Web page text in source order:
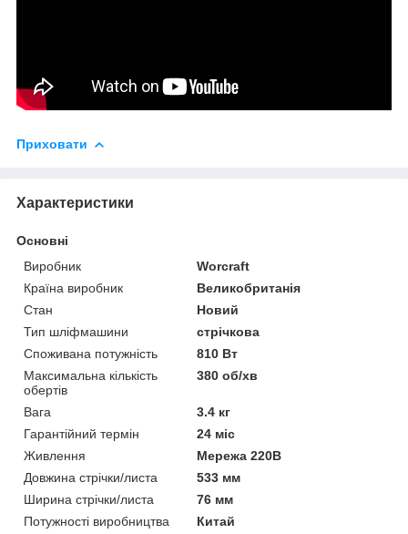
Приховати
Характеристики
Основні
Виробник
Worcraft
Країна виробник
Великобританія
Стан
Новий
Тип шліфмашини
стрічкова
Споживана потужність
810 Вт
Максимальна кількість
обертів
380 об/хв
Вага
3.4 кг
Гарантійний термін
24 міс
Живлення
Мережа 220В
Довжина стрічки/листа
533 мм
Ширина стрічки/листа
76 мм
Потужності виробництва
Китай